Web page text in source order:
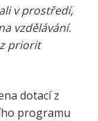
v prostředí,
vzdělávání.
priorit
dotací z
programu